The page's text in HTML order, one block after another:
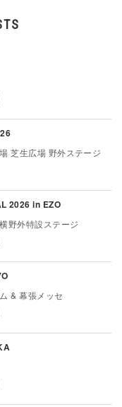
芝生広場 野外ステージ
2026 in EZO
野外特設ステージ
& 幕張メッセ